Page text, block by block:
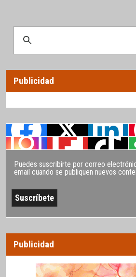
Publicidad
Puedes suscribirte por correo
email cuando se publiquen nuevos
Publicidad